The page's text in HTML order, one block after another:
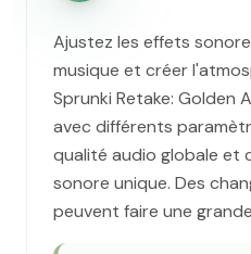
Ajustez les effets
musique et créer
Sprunki Retake: Golden
avec différents
qualité audio globale et
sonore unique. Des
peuvent faire une